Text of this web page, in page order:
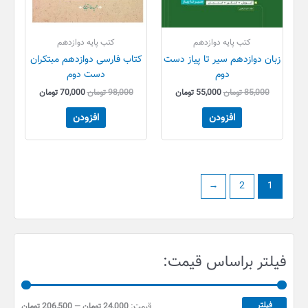
فیلتر براساس قیمت:
اا
کتب پایه دوازدهم
زبان دوازدهم سیر تا پیاز دست
دوم
85,000تومان55,000 تومان
افزودن
کتب پایه دوازدهم
کتاب فارسی دوازدهم مبتکران
دست دوم
98,000تومان70,000تومان
افزودن
1
2
←